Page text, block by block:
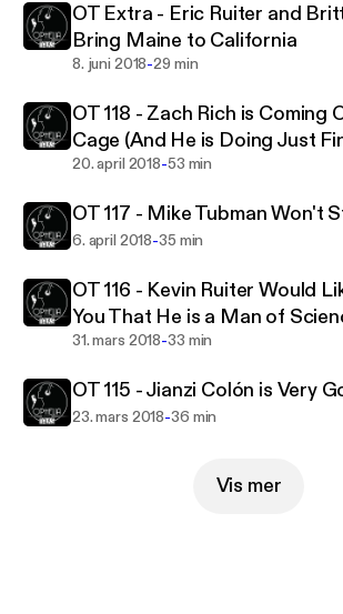
OT Extra - Eric Ruiter and
Bring Maine to California
8. juni 2018-29 min
OT 118 - Zach Rich is Coming
Cage (And He is Doing Just
20. april 2018-53 min
OT 117 - Mike Tubman Won't
6. april 2018-35 min
OT 116 - Kevin Ruiter Would
You That He is a Man of
31. mars 2018-33 min
OT 115 - Jianzi Colón is Very
23. mars 2018-36 min
Vis mer